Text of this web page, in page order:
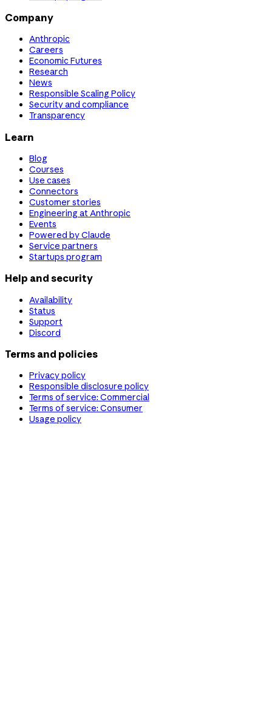
Company
Anthropic
Careers
Economic Futures
Research
News
Responsible Scaling Policy
Security and compliance
Transparency
Learn
Blog
Courses
Use cases
Connectors
Customer stories
Engineering at Anthropic
Events
Powered by Claude
Service partners
Startups program
Help and security
Availability
Status
Support
Discord
Terms and policies
Privacy policy
Responsible disclosure policy
Terms of service: Commercial
Terms of service: Consumer
Usage policy